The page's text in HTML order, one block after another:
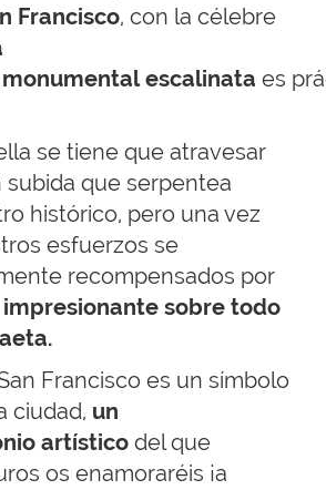
Francisco, con la célebre
monumental escalinata es
se tiene que atravesar
subida que serpentea
histórico, pero una vez
esfuerzos se
recompensados por
sobre todo
Francisco es un símbolo
ciudad, un
artístico del que
os enamoraréis ¡a